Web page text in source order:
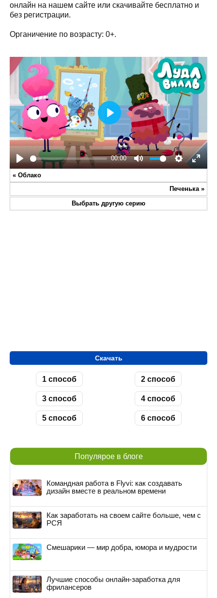
онлайн на нашем сайте или скачивайте бесплатно и
без регистрации.
Органичение по возрасту: 0+.
Play
00:00
Mute Settings
Enter
Play
« Облако
Печенька»
Выбрать другую серию
Скачать
1 способ 2 способ
3 способ 4 способ
5 способ 6 способ
Популярое в блоге
Командная работа в Flyvi: как создавать
дизайн вместе в реальном времени
Как заработать на своем сайте больше, чем с
РСЯ
Смешарики — мир добра, юмора и мудрости
Лучшие способы онлайн-заработка для
фрилансеров